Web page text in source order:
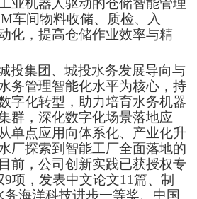
业机器人驱动的仓储智能管理
车间物料收储、质检、入
化，提高仓储作业效率与精
投集团、城投水务发展导向与
务管理智能化水平为核心，持
字化转型，助力培育水务机器
群，深化数字化场景落地应
单点应用向体系化、产业化升
厂探索到智能工厂全面落地的
前，公司创新实践已获授权专
项，发表中文论文11篇、制
海洋科技进步一等奖、中国